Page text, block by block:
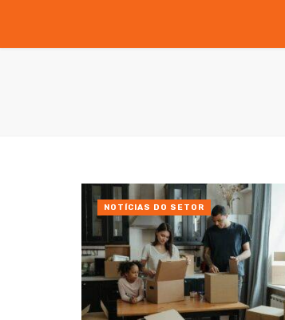
NOTÍCIAS DO SETOR